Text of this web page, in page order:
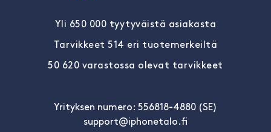
Yli 650 000 tyytyväistä asiakasta
Tarvikkeet 514 eri tuotemerkeiltä
50 620 varastossa olevat tarvikkeet
Yrityksen numero: 556818-4880 (SE)
support@iphonetalo.fi